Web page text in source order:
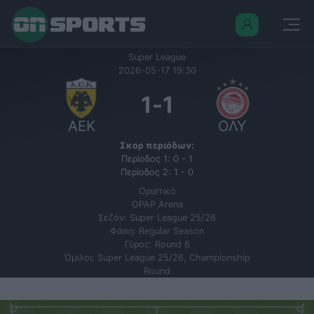
Super League
2026-05-17 19:30
ΑΕΚ
1-1
ΟΛΥ
Σκορ περιόδων:
Περίοδος 1: 0 - 1
Περίοδος 2: 1 - 0
Οριστικό
OPAP Arena
Σεζόν: Super League 25/26
Φάση: Regular Season
Γύρος: Round 6
Όμιλοι: Super League 25/26, Championship
Round